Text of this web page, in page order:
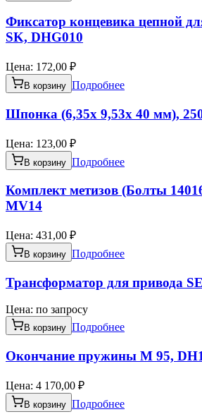
Фиксатор концевика цепной
SK, DHG010
Цена: 172,00 ₽
В корзину Подробнее
Шпонка (6,35х 9,53х 40 мм),
Цена: 123,00 ₽
В корзину Подробнее
Комплект метизов (Болты
MV14
Цена: 431,00 ₽
В корзину Подробнее
Трансформатор для привода
Цена: по запросу
В корзину Подробнее
Окончание пружины М 95,
Цена: 4 170,00 ₽
В корзину Подробнее